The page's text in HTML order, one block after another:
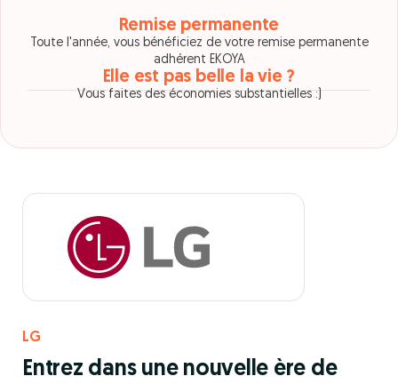
Remise permanente
Toute l'année, vous bénéficiez de votre remise permanente
adhérent EKOYA
Elle est pas belle la vie ?
Vous faites des économies substantielles :)
LG
Entrez dans une nouvelle ère de